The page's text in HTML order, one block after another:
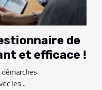
de
et efficace !
les...